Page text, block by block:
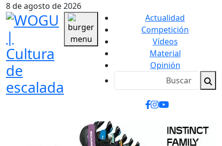
8 de agosto de 2026
Actualidad
Competición
Vídeos
Material
Opinión